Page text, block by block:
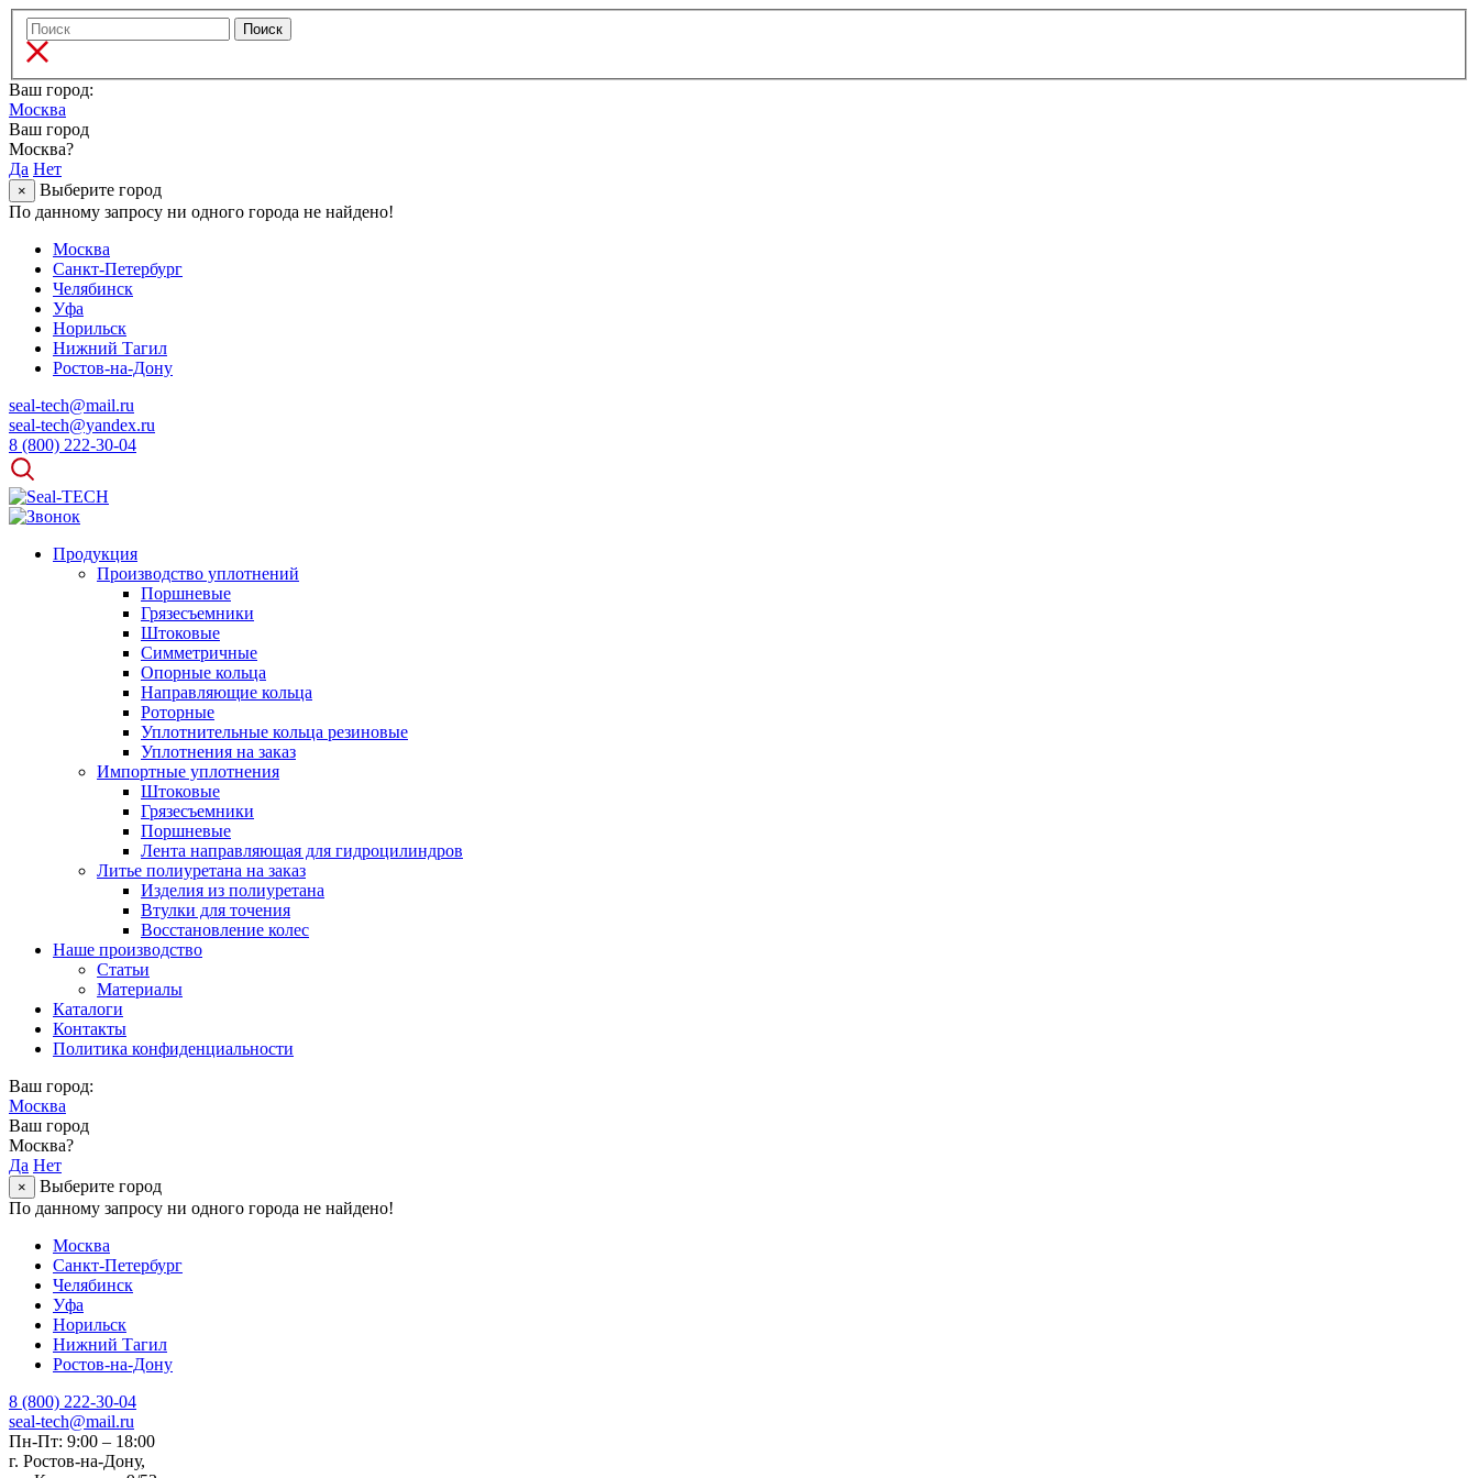
Ваш город:
Москва
Ваш город
Москва?
Да Нет
×
Выберите город
По данному запросу ни одного города не найдено!
Москва
Санкт-Петербург
Челябинск
Уфа
Норильск
Нижний Тагил
Ростов-на-Дону
seal-tech@mail.ru
seal-tech@yandex.ru
8 (800) 222-30-04
Продукция
Производство уплотнений
Поршневые
Грязесъемники
Штоковые
Симметричные
Опорные кольца
Направляющие кольца
Роторные
Уплотнительные кольца резиновые
Уплотнения на заказ
Импортные уплотнения
Штоковые
Грязесъемники
Поршневые
Лента направляющая для гидроцилиндров
Литье полиуретана на заказ
Изделия из полиуретана
Втулки для точения
Восстановление колес
Наше производство
Статьи
Материалы
Каталоги
Контакты
Политика конфиденциальности
Ваш город:
Москва
Ваш город
Москва?
Да Нет
×
Выберите город
По данному запросу ни одного города не найдено!
Москва
Санкт-Петербург
Челябинск
Уфа
Норильск
Нижний Тагил
Ростов-на-Дону
8 (800) 222-30-04
seal-tech@mail.ru
Пн-Пт: 9:00 – 18:00
г. Ростов-на-Дону,